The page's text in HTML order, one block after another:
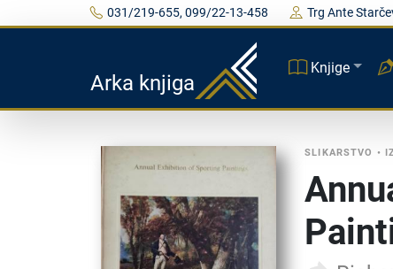
031/219-655, 099/22-13-458 Trg Ante
Arka knjiga
Knjige
SLIKARSTVO •